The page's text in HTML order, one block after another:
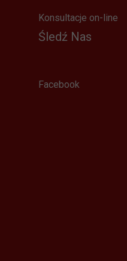
Konsultacje on-line
Śledź Nas
Facebook